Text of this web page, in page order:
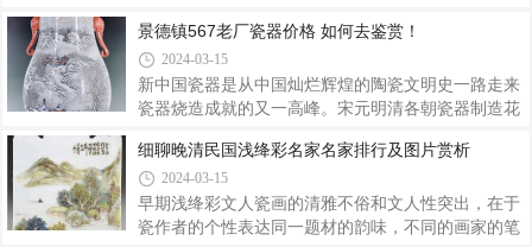
世量较少,目前在各大拍卖会上都难以一睹真容。鉴于
他超高的艺术价值和历史研究价值，势必会成为未来
收藏界和学术界的常青树，升值潜力
人，景德镇“珠山八友”之一，中国陶瓷美术大师。
1916年以后，何许人画瓷渐以雪景山水为主。构图上
远承宋人造景取势之技，笔墨上取“四王”之法，但在
工艺上革故鼎新，巧妙地把粉彩玻璃白运用于雪景山
的韵味。使画面彩料浓淡自如，雪色逼真，层次有
度，并以高洁旷达、晶莹剔透、意境深邃为世人所称
道。中年以后，何许人的瓷画技艺日臻
景德镇567老厂瓷器价格 如何去鉴赏！
2024-03-15
新中国瓷器是从中国灿烂辉煌的陶瓷文明史一路走来
瓷器烧造成就的又一高峰。宋元明清各朝瓷器制造花
汝、钧、官、定、哥，元朝大气磅礴的青花，明朝小
巧绚丽的斗彩，清朝雍容明丽的珐琅和粉彩瓷器将中
国的瓷器制造工艺品质和艺术成就推向一个又一个繁
荣，瓷器在一千余年来一直是中国人伟大发明中技术
细聊晚清民国浅绛彩名家名家排行及图片赏析
2024-03-15
早期浅绛彩文人瓷画的清雅不俗和文人性突出，在于
瓷作者的个性表达同一题材的韵味，不同的画家的笔